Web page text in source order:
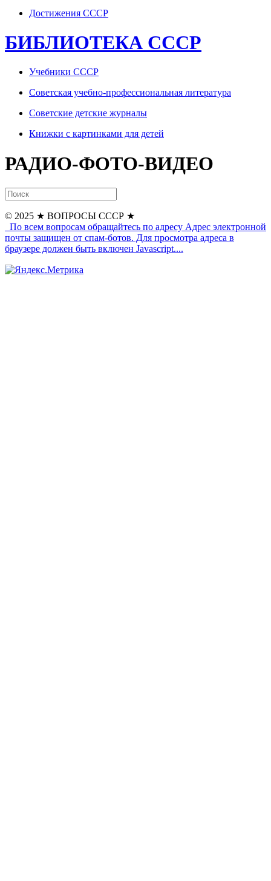
Достижения СССР
БИБЛИОТЕКА СССР
Учебники СССР
Советская учебно-профессиональная литература
Советские детские журналы
Книжки с картинками для детей
РАДИО-ФОТО-ВИДЕО
© 2025 ★ ВОПРОСЫ СССР ★
По всем вопросам обращайтесь по адресу Адрес электронной
почты защищен от спам-ботов. Для просмотра адреса в
браузере должен быть включен Javascript....